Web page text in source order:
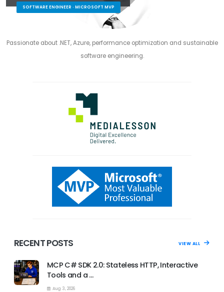
SOFTWARE ENGINEER · MICROSOFT MVP
Passionate about .NET, Azure, performance optimization and sustainable
software engineering.
RECENT POSTS VIEW ALL
MCP C# SDK 2.0: Stateless HTTP, Interactive
Tools and a …
Aug 3, 2026